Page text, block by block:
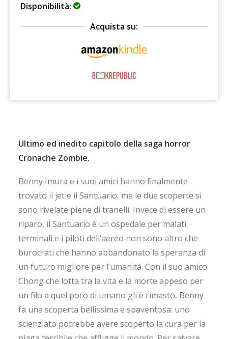
Disponibilità:
Acquista su:
Ultimo ed inedito capitolo della saga horror
Cronache Zombie.
Benny Imura e i suoi amici hanno finalmente
trovato il jet e il Santuario, ma le due scoperte si
sono rivelate piene di tranelli. Invece di essere un
riparo, il Santuario è un ospedale per malati
terminali e i piloti dell’aereo non sono altro che
burocrati che hanno abbandonato la speranza di
un futuro migliore per l’umanità. Con il suo amico
Chong che lotta tra la vita e la morte appeso per
un filo a quel poco di umano gli è rimasto, Benny
fa una scoperta bellissima e spaventosa: uno
scienziato potrebbe avere scoperto la cura per la